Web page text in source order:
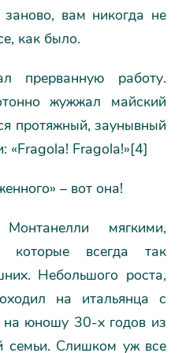
вам никогда не
как было.
прерванную работу.
жужжал майский
протяжный, заунывный
«Fragola! Fragola!»[4]
– вот она!
мягкими,
которые всегда так
Небольшого роста,
на итальянца с
на юношу 30-х годов из
семьи. Слишком уж все